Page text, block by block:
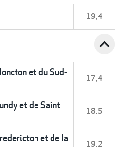
19,4
expand_less
et du Sud-
17,4
et de Saint
18,5
et de la
19,2